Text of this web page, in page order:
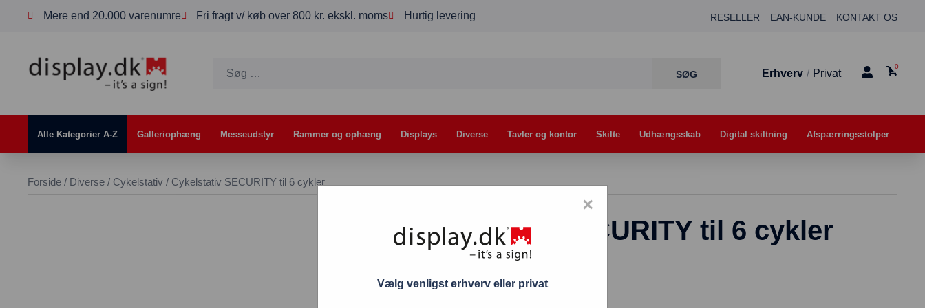
Mere end 20.000 varenumre Fri fragt v/ køb over 800 kr. ekskl. moms Hurtig levering RESELLER EAN-KUNDE KONTAKT OS
Erhverv / Privat
0
Alle Kategorier A-Z Galleriophæng Messeudstyr Rammer og ophæng Displays Diverse Tavler og kontor Skilte Udhængsskab Digital skiltning Afspærringsstolper
Forside / Diverse / Cykelstativ / Cykelstativ SECURITY til 6 cykler
Cykelstativ SECURITY til 6 cykler
Vælg venligst erhverv eller privat
×